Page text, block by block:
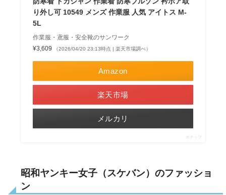
り外し可 10549 メンズ 作業服 人気 アイトス M-
5L
作業服・鳶服・安全靴のサンワーク
¥3,609
（2026/04/20 23:13時点 | 楽天市場調べ）
Amazon
楽天市場
メルカリ
ポチップ
昭和ヤンキー女子（スケバン）のファッショ
ン